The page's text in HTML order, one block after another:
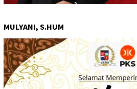
MULYANI, S.HUM